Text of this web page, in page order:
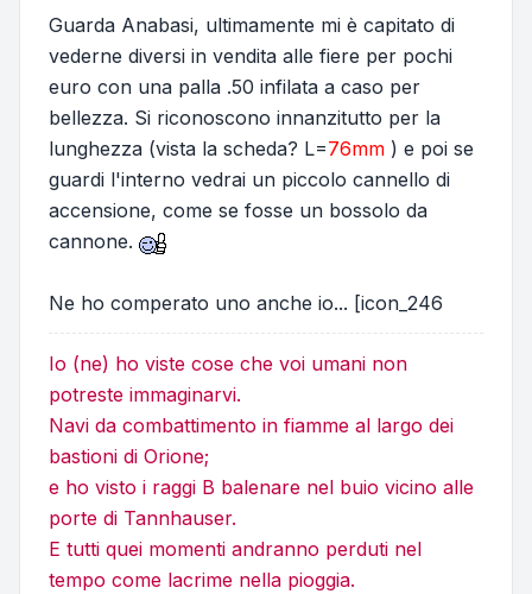
Guarda Anabasi, ultimamente mi è capitato di
vederne diversi in vendita alle fiere per pochi
euro con una palla .50 infilata a caso per
bellezza. Si riconoscono innanzitutto per la
lunghezza (vista la scheda? L=76mm ) e poi se
guardi l'interno vedrai un piccolo cannello di
accensione, come se fosse un bossolo da
cannone.
Ne ho comperato uno anche io... [icon_246
Io (ne) ho viste cose che voi umani non
potreste immaginarvi.
Navi da combattimento in fiamme al largo dei
bastioni di Orione;
e ho visto i raggi B balenare nel buio vicino alle
porte di Tannhauser.
E tutti quei momenti andranno perduti nel
tempo come lacrime nella pioggia.